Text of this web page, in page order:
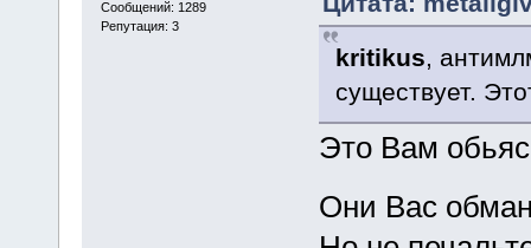
Сообщений: 1289
Репутация: 3
kritikus,
существует.
Это Вам
Они Вас